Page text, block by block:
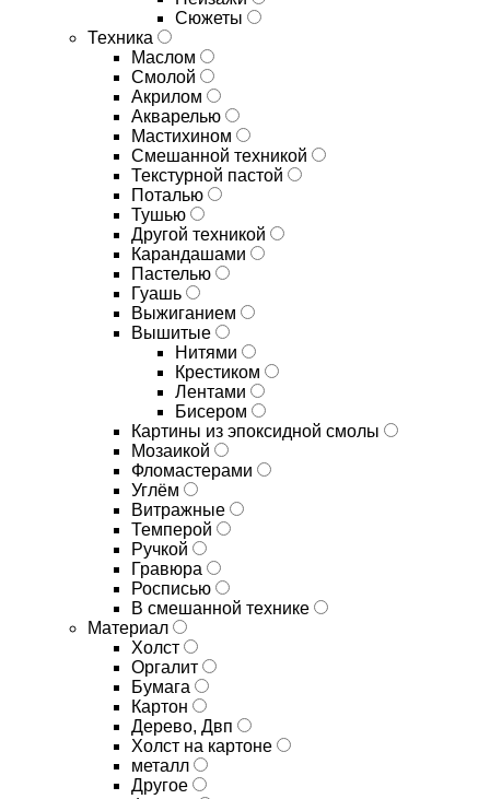
Сюжеты
Техника
Маслом
Смолой
Акрилом
Акварелью
Мастихином
Смешанной техникой
Текстурной пастой
Поталью
Тушью
Другой техникой
Карандашами
Пастелью
Гуашь
Выжиганием
Вышитые
Нитями
Крестиком
Лентами
Бисером
Картины из эпоксидной смолы
Мозаикой
Фломастерами
Углём
Витражные
Темперой
Ручкой
Гравюра
Росписью
В смешанной технике
Материал
Холст
Оргалит
Бумага
Картон
Дерево, Двп
Холст на картоне
металл
Другое